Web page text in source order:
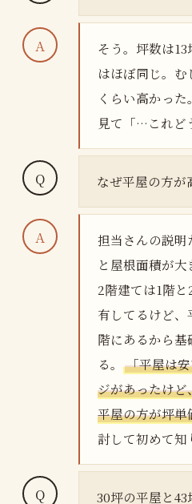
そう。坪数は
はほぼ同じ。
くらい高かっ
見て「…これど
なぜ平屋の方が
担当さんの説
と屋根面積が大
2階建ては1階
有してるけど、
階にあるから基
る。
「平屋は
ジがあったけ
平屋の方が坪単
討して初めて知
30坪の平屋と